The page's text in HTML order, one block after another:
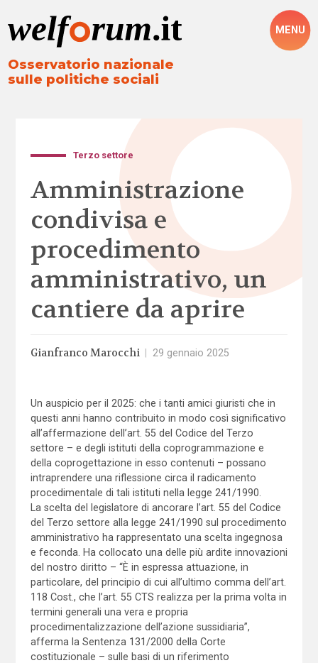
Osservatorio nazionale
sulle politiche sociali
MENU
Terzo settore
Amministrazione
condivisa e
procedimento
amministrativo, un
cantiere da aprire
Gianfranco Marocchi 29 gennaio 2025
Un auspicio per il 2025: che i tanti amici giuristi che in
questi anni hanno contribuito in modo così significativo
all’affermazione dell’art. 55 del Codice del Terzo
settore – e degli istituti della coprogrammazione e
della coprogettazione in esso contenuti – possano
intraprendere una riflessione circa il radicamento
procedimentale di tali istituti nella legge 241/1990.
La scelta del legislatore di ancorare l’art. 55 del Codice
del Terzo settore alla legge 241/1990 sul procedimento
amministrativo ha rappresentato una scelta ingegnosa
e feconda. Ha collocato una delle più ardite innovazioni
del nostro diritto – “È in espressa attuazione, in
particolare, del principio di cui all’ultimo comma dell’art.
118 Cost., che l’art. 55 CTS realizza per la prima volta in
termini generali una vera e propria
procedimentalizzazione dell’azione sussidiaria”,
afferma la Sentenza 131/2000 della Corte
costituzionale – sulle basi di un riferimento